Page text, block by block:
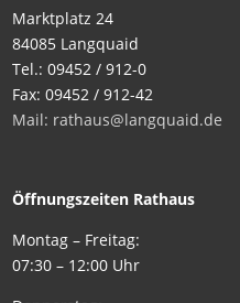
Marktplatz 24
84085 Langquaid
Tel.: 09452 / 912-0
Fax: 09452 / 912-42
Mail: rathaus@langquaid.de
Öffnungszeiten Rathaus
Montag – Freitag:
07:30 – 12:00 Uhr